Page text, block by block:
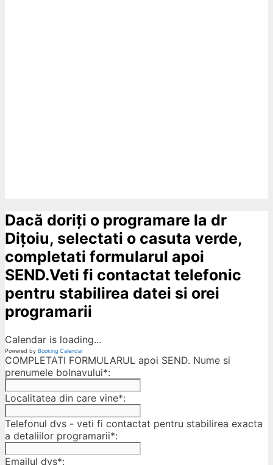
Dacă doriți o programare la dr
Dițoiu, selectati o casuta verde,
completati formularul apoi
SEND.Veti fi contactat telefonic
pentru stabilirea datei si orei
programarii
Calendar is loading...
Powered by Booking Calendar
COMPLETATI FORMULARUL apoi SEND. Nume si
prenumele bolnavului*:
Localitatea din care vine*:
Telefonul dvs - veti fi contactat pentru stabilirea exacta
a detaliilor programarii*:
Emailul dvs*: